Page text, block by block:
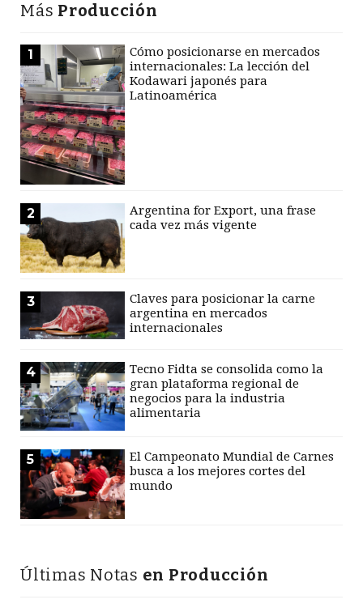
Más Producción
1
Cómo posicionarse en mercados
internacionales: La lección del
Kodawari japonés para
Latinoamérica
2
Argentina for Export, una frase
cada vez más vigente
3
Claves para posicionar la carne
argentina en mercados
internacionales
4
Tecno Fidta se consolida como la
gran plataforma regional de
negocios para la industria
alimentaria
5
El Campeonato Mundial de Carnes
busca a los mejores cortes del
mundo
Últimas Notas en Producción